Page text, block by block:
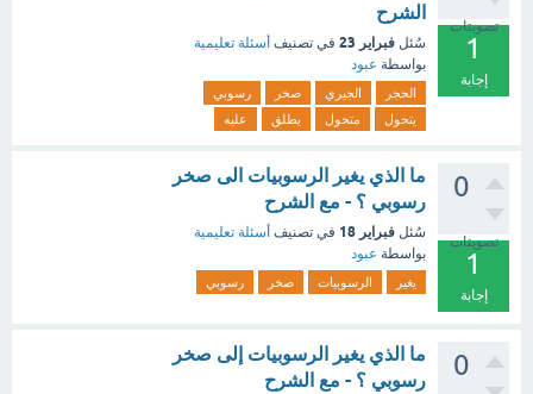
تصويتات
1
إجابة
الشرح
سُئل فبراير 23 في تصنيف أسئلة تعليمية
بواسطة عبود
الحجر الجيري صخر
رسوبي
يتحول
متحول يطلق عليه
0
تصويتات
1
إجابة
ما الذي يغير الرسوبيات الى صخر
رسوبي ؟ - مع الشرح
سُئل فبراير 18 في تصنيف أسئلة تعليمية
بواسطة عبود
يغير الرسوبيات صخر رسوبي
0
ما الذي يغير الرسوبيات إلى صخر
رسوبي ؟ - مع الشرح